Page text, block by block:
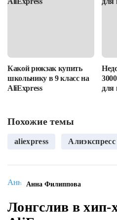
Какой рюкзак купить
школьнику в 9 класс на
AliExpress
для
Похожие темы
aliexpress Алиэкспресс
Анна Филиппова
Лонгслив в хип-